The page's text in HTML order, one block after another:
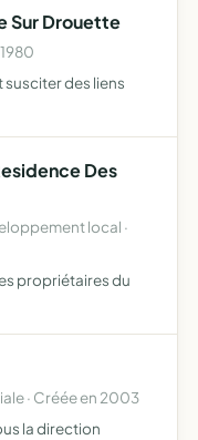
Sur Drouette
des liens
Des
local ·
propriétaires du
· Créée en 2003
la direction